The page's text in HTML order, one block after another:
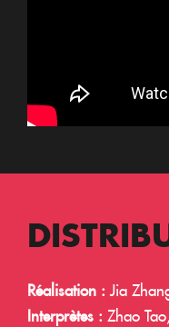
Réalisation : Jia
Interprètes : Zhao